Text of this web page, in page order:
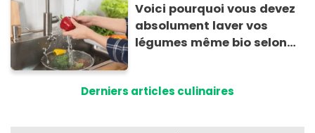
Voici pourquoi vous devez
absolument laver vos
légumes même bio selon
Derniers articles culinaires